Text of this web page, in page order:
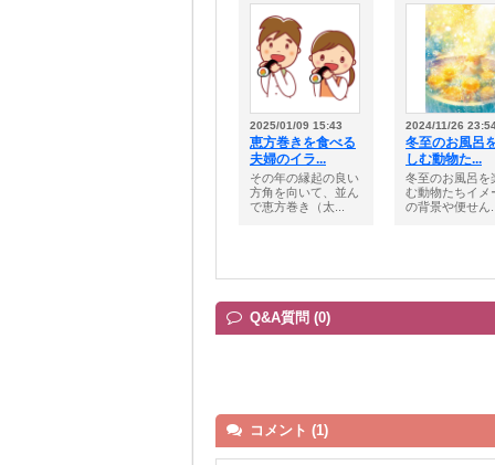
2025/01/09 15:43
恵方巻きを食べる
夫婦のイラ...
その年の縁起の良い
方角を向いて、並ん
で恵方巻き（太...
2024/11/26
冬至のお風呂
しむ動物た...
冬至のお風呂を
む動物たちイメ
の背景や便せん
Q&A質問 (0)
コメント (1)